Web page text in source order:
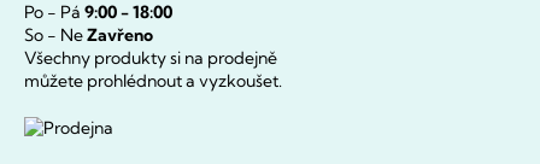
Po - Pá 9:00 - 18:00
So - NeZavřeno
Všechny produkty si na prodejně
můžete prohlédnout a vyzkoušet.